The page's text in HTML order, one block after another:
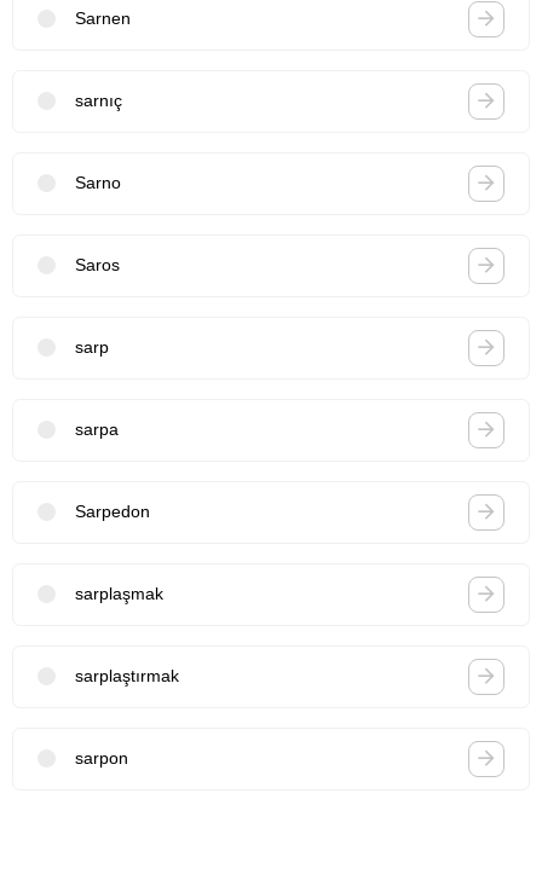
Sarnen
sarnıç
Sarno
Saros
sarp
sarpa
Sarpedon
sarplaşmak
sarplaştırmak
sarpon